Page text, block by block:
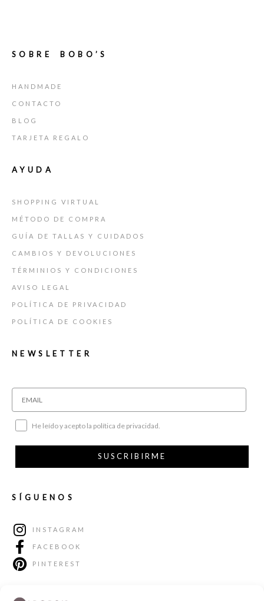
SOBRE BOBO’S
HANDMADE
CONTACTO
BLOG
TARJETA REGALO
AYUDA
SHOPPING VIRTUAL
MÉTODO DE COMPRA
GUÍA DE TALLAS Y CUIDADOS
CAMBIOS Y DEVOLUCIONES
TÉRMINIOS Y CONDICIONES
AVISO LEGAL
POLÍTICA DE PRIVACIDAD
POLÍTICA DE COOKIES
NEWSLETTER
He leído y acepto la política de privacidad.
SUSCRIBIRME
SÍGUENOS
INSTAGRAM
FACEBOOK
PINTEREST